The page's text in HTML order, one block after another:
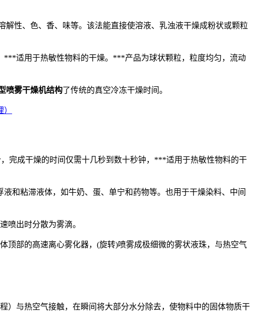
性、色、香、味等。该法能直接使溶液、乳浊液干燥成粉状或颗粒
***适用于热敏性物料的干燥。***产品为球状颗粒，粒度均匀，流动
喷雾干燥机结构了传统的真空冷冻干燥时间。
完成干燥的时间仅需十几秒到数十秒钟，***适用于热敏性物料的干
和粘滞液体，如牛奶、蛋、单宁和药物等。也用于干燥染料、中间
喷出时分散为雾滴。
顶部的高速离心雾化器，(旋转)喷雾成极细微的雾状液珠，与热空气
）与热空气接触，在瞬间将大部分水分除去，使物料中的固体物质干